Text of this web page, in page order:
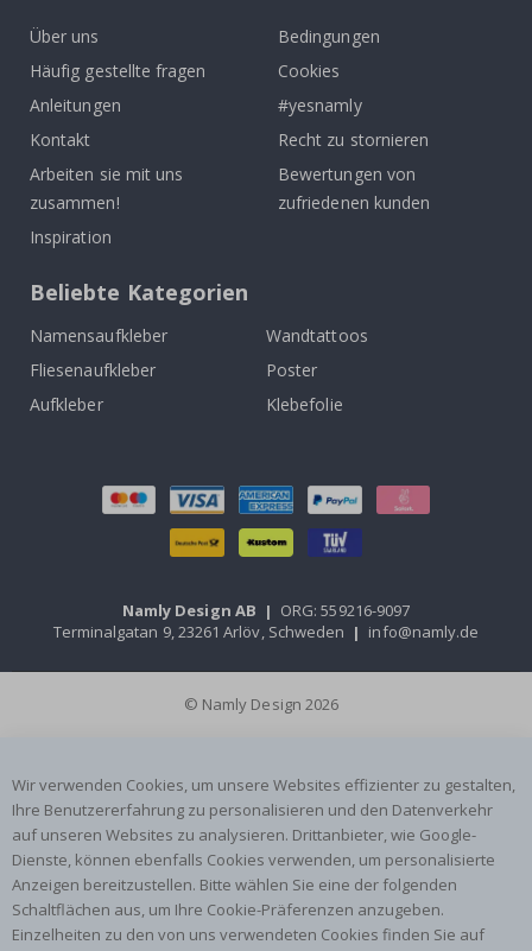
Über uns
Häufig gestellte fragen
Anleitungen
Kontakt
Arbeiten sie mit uns
zusammen!
Inspiration
Bedingungen
Cookies
#yesnamly
Recht zu stornieren
Bewertungen von
zufriedenen kunden
Beliebte Kategorien
Namensaufkleber
Wandtattoos
Fliesenaufkleber
Poster
Aufkleber
Klebefolie
Namly Design AB | ORG: 559216-9097
Terminalgatan 9, 23261 Arlöv, Schweden | info@namly.de
© Namly Design 2026
Wir verwenden Cookies, um unsere Websites effizienter zu gestalten,
Ihre Benutzererfahrung zu personalisieren und den Datenverkehr
auf unseren Websites zu analysieren. Drittanbieter, wie Google-
Dienste, können ebenfalls Cookies verwenden, um personalisierte
Anzeigen bereitzustellen. Bitte wählen Sie eine der folgenden
Schaltflächen aus, um Ihre Cookie-Präferenzen anzugeben.
Einzelheiten zu den von uns verwendeten Cookies finden Sie auf